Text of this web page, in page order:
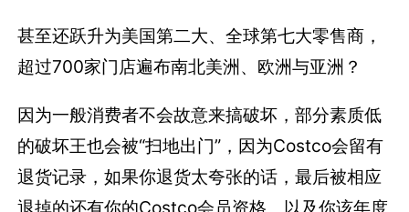
甚至还跃升为美国第二大、全球第七大零售商，
超过700家门店遍布南北美洲、欧洲与亚洲？
因为一般消费者不会故意来搞破坏，部分素质低
的破坏王也会被“扫地出门”，因为Costco会留有
退货记录，如果你退货太夸张的话，最后被相应
退掉的还有你的Costco会员资格、以及你该年度